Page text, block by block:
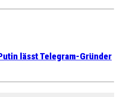
lässt Telegram-Gründer